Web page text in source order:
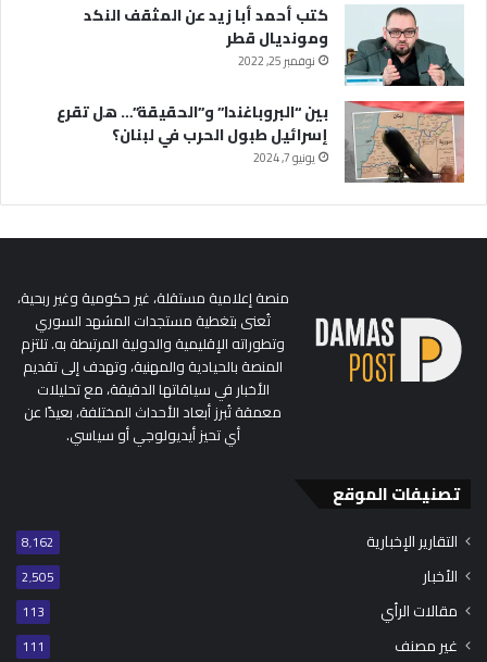
كتب أحمد أبا زيد عن المثقف النكد
ومونديال قطر
نوفمبر 25, 2022
بين “البروباغندا” و”الحقيقة”… هل تقرع
إسرائيل طبول الحرب في لبنان؟
يونيو 7, 2024
منصة إعلامية مستقلة، غير حكومية وغير ربحية،
تُعنى بتغطية مستجدات المشهد السوري
وتطوراته الإقليمية والدولية المرتبطة به. تلتزم
المنصة بالحيادية والمهنية، وتهدف إلى تقديم
الأخبار في سياقاتها الدقيقة، مع تحليلات
معمقة تُبرز أبعاد الأحداث المختلفة، بعيدًا عن
أي تحيز أيديولوجي أو سياسي.
تصنيفات الموقع
التقارير الإخبارية 8٬162
الأخبار 2٬505
مقالات الرأي 113
غير مصنف 111